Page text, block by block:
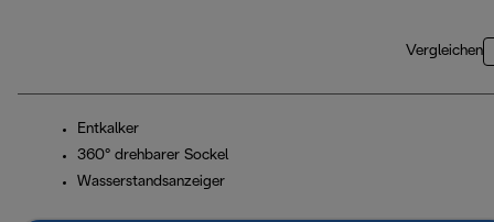
Vergleichen
Entkalker
360° drehbarer Sockel
Wasserstandsanzeiger